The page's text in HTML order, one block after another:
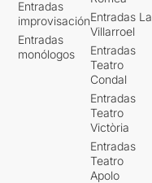
Entradas
improvisación
Entradas
monólogos
Entradas La
Villarroel
Entradas
Teatro
Condal
Entradas
Teatro
Victòria
Entradas
Teatro
Apolo